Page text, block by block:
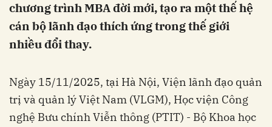
chương trình MBA đời mới, tạo ra một thế hệ
cán bộ lãnh đạo thích ứng trong thế giới
nhiều đổi thay.
Ngày 15/11/2025, tại Hà Nội, Viện lãnh đạo quản
trị và quản lý Việt Nam (VLGM), Học viện Công
nghệ Bưu chính Viễn thông (PTIT) - Bộ Khoa học